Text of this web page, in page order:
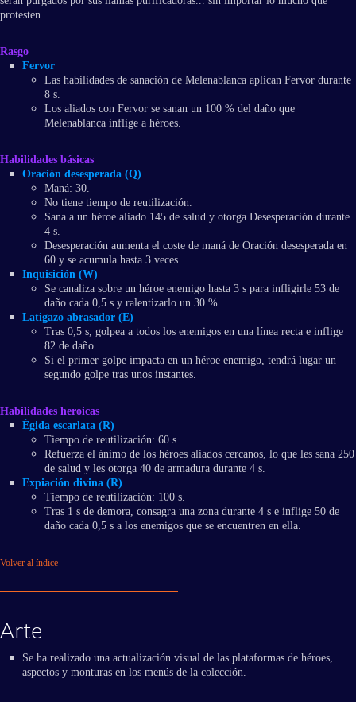
protesten.
Rasgo
Fervor
Las habilidades de sanación de Melenablanca aplican Fervor durante
8 s.
Los aliados con Fervor se sanan un 100 % del daño que
Melenablanca inflige a héroes.
Habilidades básicas
Oración desesperada (Q)
Maná: 30.
No tiene tiempo de reutilización.
Sana a un héroe aliado 145 de salud y otorga Desesperación durante
4 s.
Desesperación aumenta el coste de maná de Oración desesperada en
60 y se acumula hasta 3 veces.
Inquisición (W)
Se canaliza sobre un héroe enemigo hasta 3 s para infligirle 53 de
daño cada 0,5 s y ralentizarlo un 30 %.
Latigazo abrasador (E)
Tras 0,5 s, golpea a todos los enemigos en una línea recta e inflige
82 de daño.
Si el primer golpe impacta en un héroe enemigo, tendrá lugar un
segundo golpe tras unos instantes.
Habilidades heroicas
Égida escarlata (R)
Tiempo de reutilización: 60 s.
Refuerza el ánimo de los héroes aliados cercanos, lo que les sana 250
de salud y les otorga 40 de armadura durante 4 s.
Expiación divina (R)
Tiempo de reutilización: 100 s.
Tras 1 s de demora, consagra una zona durante 4 s e inflige 50 de
daño cada 0,5 s a los enemigos que se encuentren en ella.
Volver al índice
Arte
Se ha realizado una actualización visual de las plataformas de héroes,
aspectos y monturas en los menús de la colección.